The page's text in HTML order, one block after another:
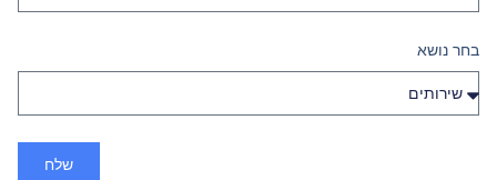
בחר נושא
שלח